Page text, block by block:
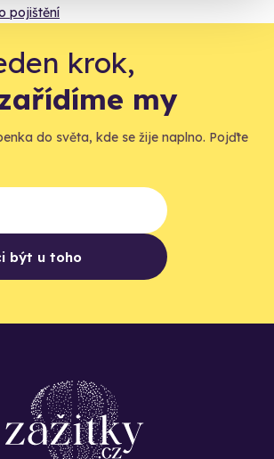
pojištění
krok,
my
do světa, kde se žije naplno. Pojďte
být u toho